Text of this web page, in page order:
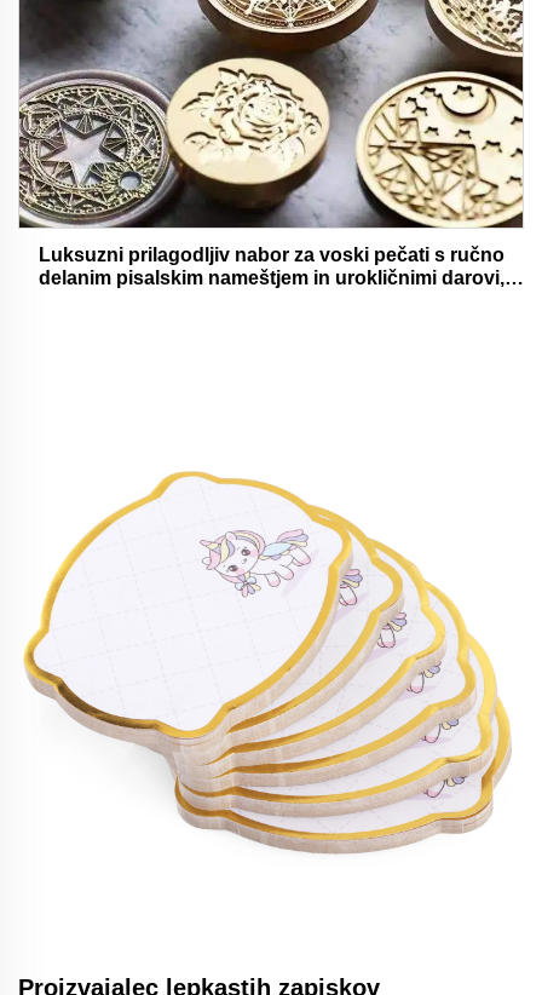
Luksuzni prilagodljiv nabor za voski pečati s ručno
delanim pisalskim nameštjem in urokličnimi darovi,
Proizvajalec lepkastih zapiskov